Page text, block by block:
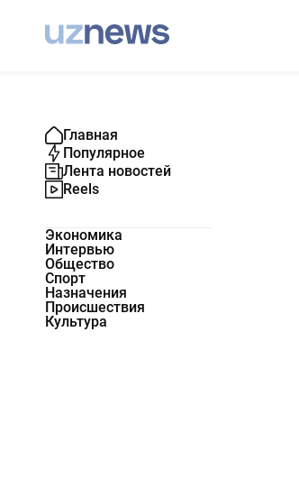
Главная
Популярное
Лента новостей
Reels
Экономика
Интервью
Общество
Спорт
Назначения
Происшествия
Культура